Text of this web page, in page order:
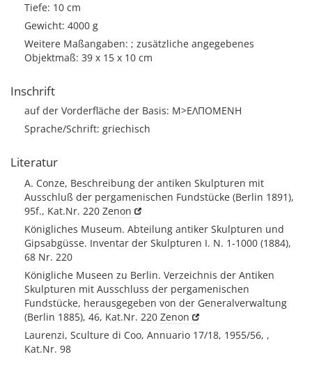
Tiefe: 10 cm
Gewicht: 4000 g
Weitere Maßangaben: ; zusätzliche angegebenes
Objektmaß: 39 x 15 x 10 cm
Inschrift
auf der Vorderfläche der Basis: Μ>ΕΛΠΟΜΕΝΗ
Sprache/Schrift: griechisch
Literatur
A. Conze, Beschreibung der antiken Skulpturen mit
Ausschluß der pergamenischen Fundstücke (Berlin 1891),
95f., Kat.Nr. 220 Zenon
Königliches Museum. Abteilung antiker Skulpturen und
Gipsabgüsse. Inventar der Skulpturen I. N. 1-1000 (1884),
68 Nr. 220
Königliche Museen zu Berlin. Verzeichnis der Antiken
Skulpturen mit Ausschluss der pergamenischen
Fundstücke, herausgegeben von der Generalverwaltung
(Berlin 1885), 46, Kat.Nr. 220 Zenon
Laurenzi, Sculture di Coo, Annuario 17/18, 1955/56, ,
Kat.Nr. 98